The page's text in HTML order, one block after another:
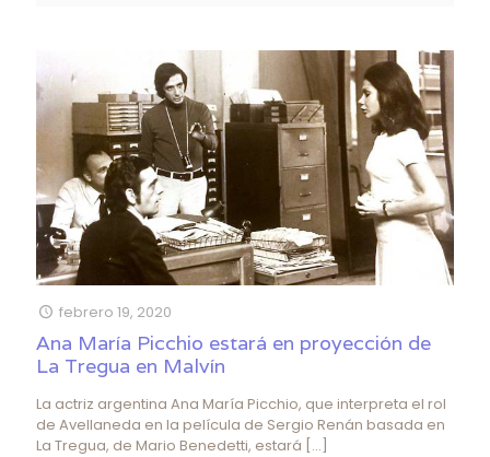
febrero 19, 2020
Ana María Picchio estará en proyección de
La Tregua en Malvín
La actriz argentina Ana María Picchio, que interpreta el rol
de Avellaneda en la película de Sergio Renán basada en
La Tregua, de Mario Benedetti, estará […]